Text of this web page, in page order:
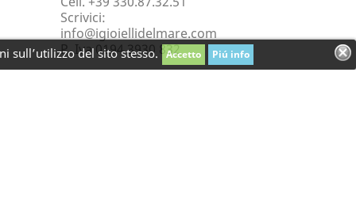
sull’utilizzo del sito stesso. Accetto Piú info
Scrivici:
info@igioiellidelmare.com
P. Iva 0194 3930 832